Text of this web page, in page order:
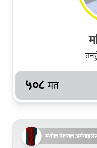
५०८ मत
मंगोल नेशनल